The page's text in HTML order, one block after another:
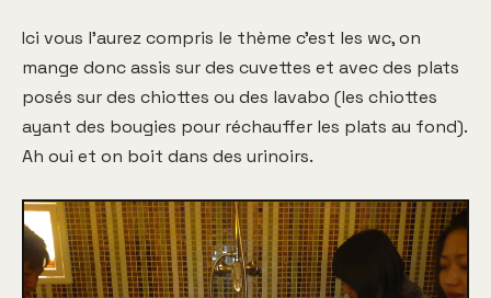
Ici vous l'aurez compris le thème c'est les wc, on
mange donc assis sur des cuvettes et avec des plats
posés sur des chiottes ou des lavabo (les chiottes
ayant des bougies pour réchauffer les plats au fond).
Ah oui et on boit dans des urinoirs.